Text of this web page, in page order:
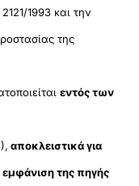
1993 και την
της
εντός των
αποκλειστικά για
εμφάνιση της πηγής